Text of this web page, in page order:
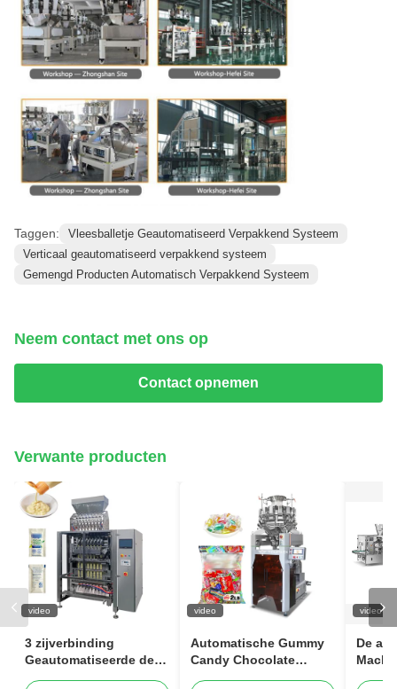
Taggen:
Vleesballetje Geautomatiseerd Verpakkend Systeem
Verticaal geautomatiseerd verpakkend systeem
Gemengd Producten Automatisch Verpakkend Systeem
Neem contact met ons op
Contact opnemen
Verwante producten
video
3 zijverbinding
Geautomatiseerde de
video
Automatische Gummy
Candy Chocolate
video
De